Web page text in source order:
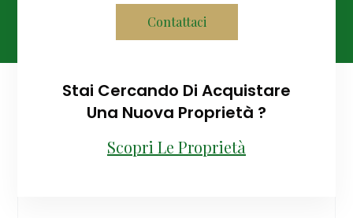
Contattaci
Stai Cercando Di Acquistare
Una Nuova Proprietà ?
Scopri Le Proprietà